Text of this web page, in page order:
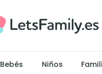
Bebés Niños